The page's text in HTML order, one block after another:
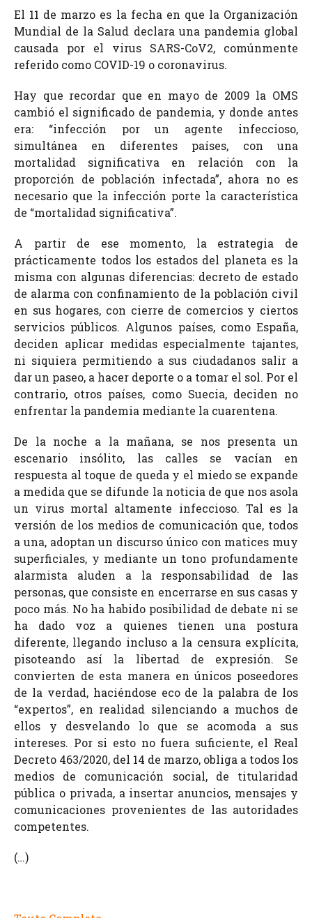
El 11 de marzo es la fecha en que la Organización
Mundial de la Salud declara una pandemia global
causada por el virus SARS-CoV2, comúnmente
referido como COVID-19 o coronavirus.
Hay que recordar que en mayo de 2009 la OMS
cambió el significado de pandemia, y donde antes
era: “infección por un agente infeccioso,
simultánea en diferentes países, con una
mortalidad significativa en relación con la
proporción de población infectada”, ahora no es
necesario que la infección porte la característica
de “mortalidad significativa”.
A partir de ese momento, la estrategia de
prácticamente todos los estados del planeta es la
misma con algunas diferencias: decreto de estado
de alarma con confinamiento de la población civil
en sus hogares, con cierre de comercios y ciertos
servicios públicos. Algunos países, como España,
deciden aplicar medidas especialmente tajantes,
ni siquiera permitiendo a sus ciudadanos salir a
dar un paseo, a hacer deporte o a tomar el sol. Por el
contrario, otros países, como Suecia, deciden no
enfrentar la pandemia mediante la cuarentena.
De la noche a la mañana, se nos presenta un
escenario insólito, las calles se vacían en
respuesta al toque de queda y el miedo se expande
a medida que se difunde la noticia de que nos asola
un virus mortal altamente infeccioso. Tal es la
versión de los medios de comunicación que, todos
a una, adoptan un discurso único con matices muy
superficiales, y mediante un tono profundamente
alarmista aluden a la responsabilidad de las
personas, que consiste en encerrarse en sus casas y
poco más. No ha habido posibilidad de debate ni se
ha dado voz a quienes tienen una postura
diferente, llegando incluso a la censura explícita,
pisoteando así la libertad de expresión. Se
convierten de esta manera en únicos poseedores
de la verdad, haciéndose eco de la palabra de los
“expertos”, en realidad silenciando a muchos de
ellos y desvelando lo que se acomoda a sus
intereses. Por si esto no fuera suficiente, el Real
Decreto 463/2020, del 14 de marzo, obliga a todos los
medios de comunicación social, de titularidad
pública o privada, a insertar anuncios, mensajes y
comunicaciones provenientes de las autoridades
competentes.
(…)